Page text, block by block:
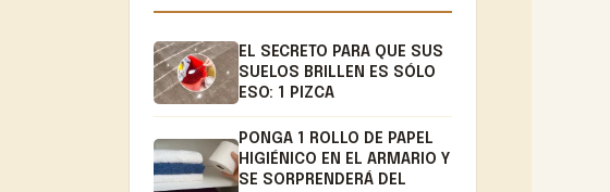
EL SECRETO PARA QUE SUS
SUELOS BRILLEN ES SÓLO
ESO: 1 PIZCA
PONGA 1 ROLLO DE PAPEL
HIGIÉNICO EN EL ARMARIO Y
SE SORPRENDERÁ DEL